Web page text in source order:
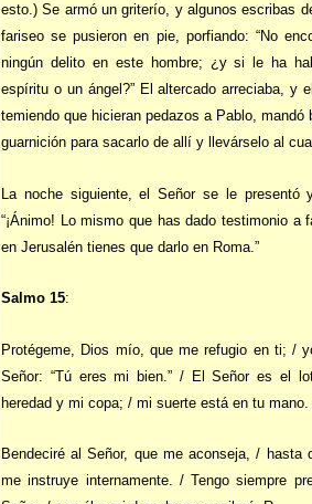
esto.) Se armó un griterío, y algunos escribas
fariseo se pusieron en pie, porfiando: “No
ningún delito en este hombre; ¿y si le ha
espíritu o un ángel?” El altercado arreciaba, y
temiendo que hicieran pedazos a Pablo, mandó
guarnición para sacarlo de allí y llevárselo al
La noche siguiente, el Señor se le presentó
“¡Ánimo! Lo mismo que has dado testimonio a
en Jerusalén tienes que darlo en Roma.”
Salmo 15:
Protégeme, Dios mío, que me refugio en ti; /
Señor: “Tú eres mi bien.” / El Señor es el
heredad y mi copa; / mi suerte está en tu mano.
Bendeciré al Señor, que me aconseja, / hasta
me instruye internamente. / Tengo siempre